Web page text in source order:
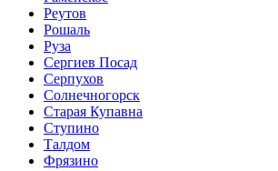
Реутов
Рошаль
Руза
Сергиев Посад
Серпухов
Солнечногорск
Старая Купавна
Ступино
Талдом
Фрязино